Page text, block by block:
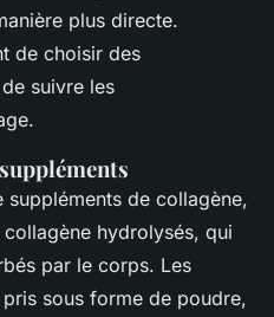
plus directe.
de choisir des
suivre les
de collagène,
hydrolysés, qui
par le corps. Les
sous forme de poudre,